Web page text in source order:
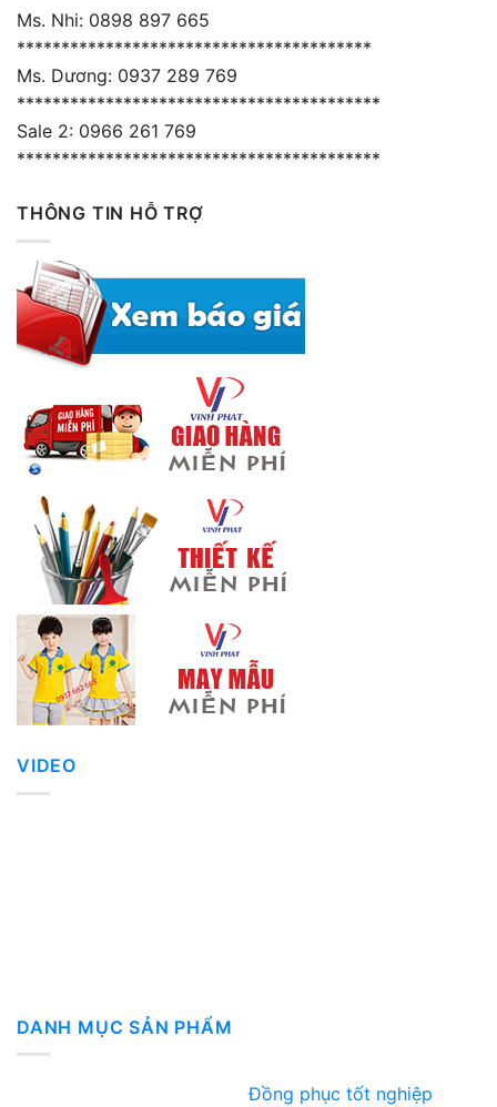
Ms. Nhi: 0898 897 665
****************************************
Ms. Dương: 0937 289 769
*****************************************
Sale 2: 0966 261 769
*****************************************
THÔNG TIN HỖ TRỢ
VIDEO
DANH MỤC SẢN PHẨM
Đồng phục tốt nghiệp